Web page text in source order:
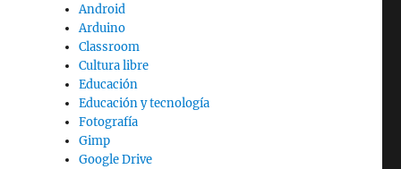
Android
Arduino
Classroom
Cultura libre
Educación
Educación y tecnología
Fotografía
Gimp
Google Drive